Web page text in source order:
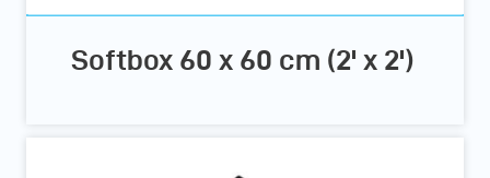
Softbox 60 x 60 cm (2' x 2')